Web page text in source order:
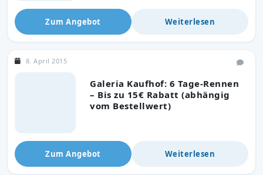
Zum Angebot Weiterlesen
Galeria Kaufhof: 6 Tage-Rennen
– Bis zu 15€ Rabatt (abhängig
vom Bestellwert)
8. April 2015
Zum Angebot Weiterlesen